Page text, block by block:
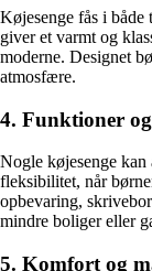
Køjesenge fås i
giver et varmt og
moderne. Designet
atmosfære.
4. Funktioner
Nogle køjesenge
fleksibilitet, når
opbevaring,
mindre boliger eller
5. Komfort og